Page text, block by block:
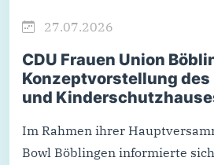
27.07.2026
CDU Frauen Union
Konzeptvorstellung des
und
Im Rahmen ihrer
Bowl Böblingen informierte